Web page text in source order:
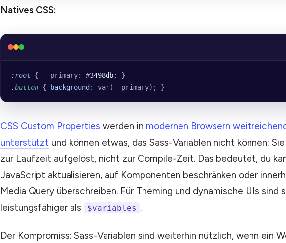
Natives CSS:
:root { --primary: #3498db; }
.button { background: var(--primary); }
CSS Custom Properties werden in modernen Browsern
unterstützt und können etwas, das Sass-Variablen nicht können:
zur Laufzeit aufgelöst, nicht zur Compile-Zeit. Das bedeutet, du
JavaScript aktualisieren, auf Komponenten beschränken oder
Media Query überschreiben. Für Theming und dynamische UIs sind
leistungsfähiger als
$variables .
Der Kompromiss: Sass-Variablen sind weiterhin nützlich, wenn ein